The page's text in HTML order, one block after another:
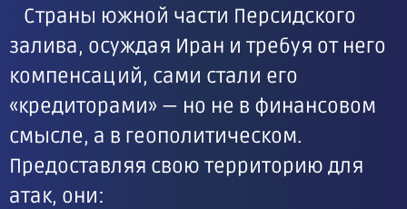
Страны южной части Персидского
залива, осуждая Иран и требуя от него
компенсаций, сами стали его
«кредиторами» — но не в финансовом
смысле, а в геополитическом.
Предоставляя свою территорию для
атак, они: